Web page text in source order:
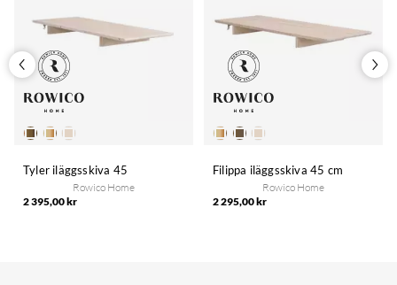
Tyler iläggsskiva 45
Rowico Home
2 395,00 kr
Filippa iläggsskiva 45 cm
Rowico Home
2 295,00 kr